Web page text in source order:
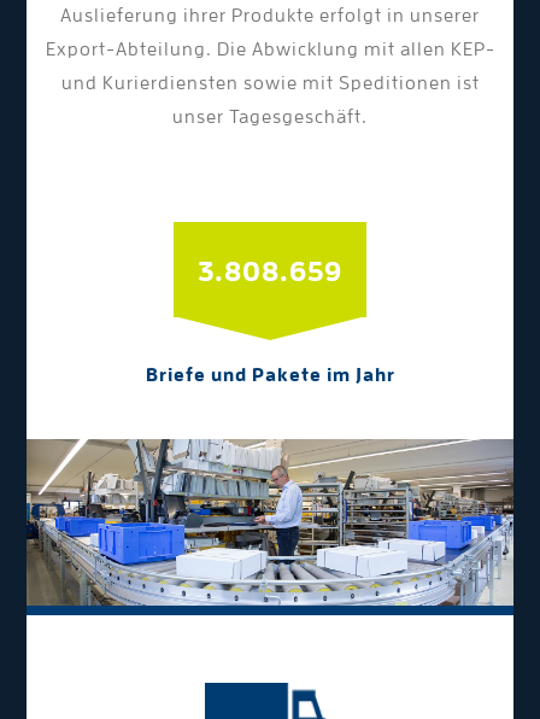
Auslieferung ihrer Produkte erfolgt in unserer
Export-Abteilung. Die Abwicklung mit allen KEP-
und Kurierdiensten sowie mit Speditionen ist
unser Tagesgeschäft.
3.918.183
Briefe und Pakete im Jahr